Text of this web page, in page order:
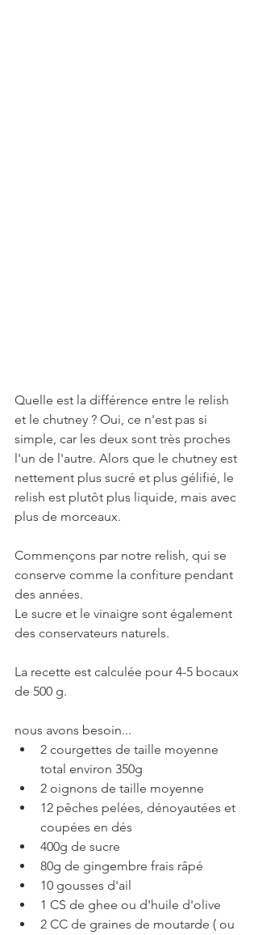
Quelle est la différence entre le relish
et le chutney ? Oui, ce n'est pas si
simple, car les deux sont très proches
l'un de l'autre. Alors que le chutney est
nettement plus sucré et plus gélifié, le
relish est plutôt plus liquide, mais avec
plus de morceaux.
Commençons par notre relish, qui se
conserve comme la confiture pendant
des années.
Le sucre et le vinaigre sont également
des conservateurs naturels.
La recette est calculée pour 4-5 bocaux
de 500 g.
nous avons besoin...
2 courgettes de taille moyenne
total environ 350g
2 oignons de taille moyenne
12 pêches pelées, dénoyautées et
coupées en dés
400g de sucre
80g de gingembre frais râpé
10 gousses d'ail
1 CS de ghee ou d'huile d'olive
2 CC de graines de moutarde ( ou